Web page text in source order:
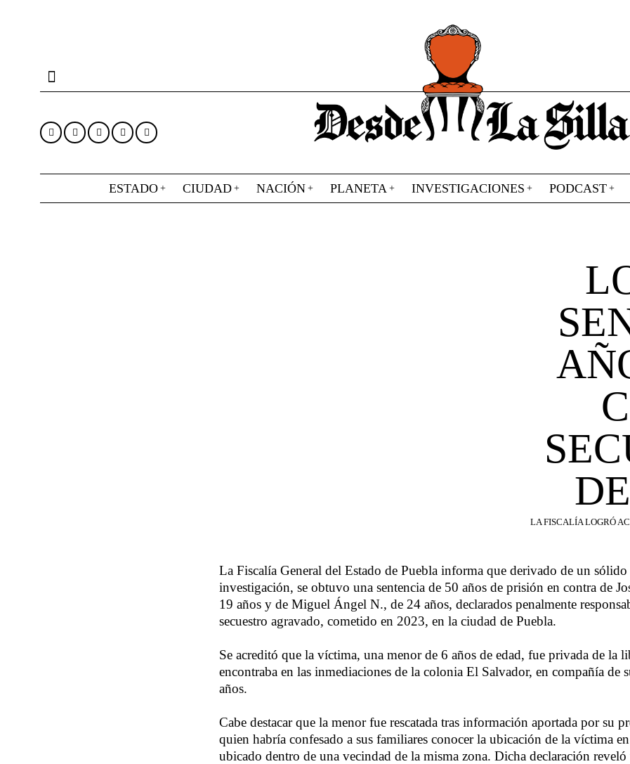
ESTADO CIUDAD NACIÓN PLANETA INVESTIGACIONES PODCAST
LA FISCALÍA LOGRÓ
La Fiscalía General del Estado de Puebla informa que derivado de un
investigación, se obtuvo una sentencia de 50 años de prisión en contra de
19 años y de Miguel Ángel N., de 24 años, declarados penalmente
secuestro agravado, cometido en 2023, en la ciudad de Puebla.
Se acreditó que la víctima, una menor de 6 años de edad, fue privada de la
encontraba en las inmediaciones de la colonia El Salvador, en compañía de
años.
Cabe destacar que la menor fue rescatada tras información aportada por su
quien habría confesado a sus familiares conocer la ubicación de la víctima
ubicado dentro de una vecindad de la misma zona. Dicha declaración reveló